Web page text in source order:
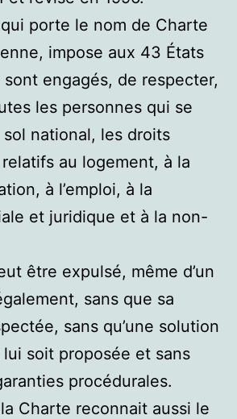
porte le nom de Charte
impose aux 43 États
sont engagés, de respecter,
les personnes qui se
national, les droits
au logement, à la
à l’emploi, à la
et juridique et à la non-
être expulsé, même d’un
sans que sa
sans qu’une solution
soit proposée et sans
procédurales.
Charte reconnait aussi le